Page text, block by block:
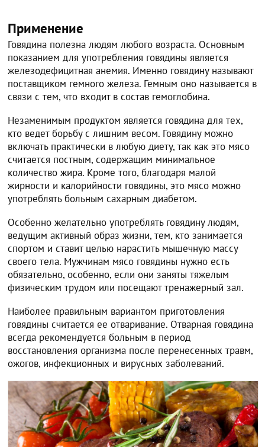
Применение
Говядина полезна людям любого возраста. Основным
показанием для употребления говядины является
железодефицитная анемия. Именно говядину называют
поставщиком гемного железа. Гемным оно называется в
связи с тем, что входит в состав гемоглобина.
Незаменимым продуктом является говядина для тех,
кто ведет борьбу с лишним весом. Говядину можно
включать практически в любую диету, так как это мясо
считается постным, содержащим минимальное
количество жира. Кроме того, благодаря малой
жирности и калорийности говядины, это мясо можно
употреблять больным сахарным диабетом.
Особенно желательно употреблять говядину людям,
ведущим активный образ жизни, тем, кто занимается
спортом и ставит целью нарастить мышечную массу
своего тела. Мужчинам мясо говядины нужно есть
обязательно, особенно, если они заняты тяжелым
физическим трудом или посещают тренажерный зал.
Наиболее правильным вариантом приготовления
говядины считается ее отваривание. Отварная говядина
всегда рекомендуется больным в период
восстановления организма после перенесенных травм,
ожогов, инфекционных и вирусных заболеваний.